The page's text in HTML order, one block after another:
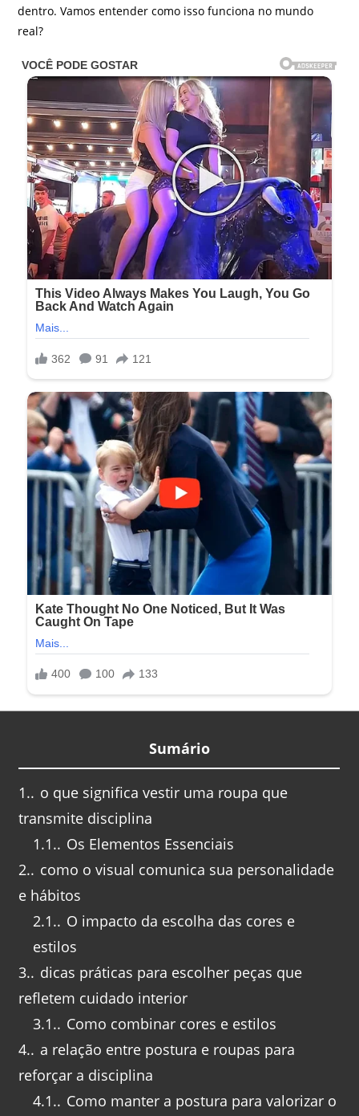
dentro. Vamos entender como isso funciona no mundo
real?
Sumário
1. o que significa vestir uma roupa que
transmite disciplina
1.1. Os Elementos Essenciais
2. como o visual comunica sua personalidade
e hábitos
2.1. O impacto da escolha das cores e
estilos
3. dicas práticas para escolher peças que
refletem cuidado interior
3.1. Como combinar cores e estilos
4. a relação entre postura e roupas para
reforçar a disciplina
4.1. Como manter a postura para valorizar o